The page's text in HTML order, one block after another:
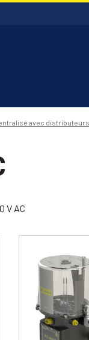
avec
V AC